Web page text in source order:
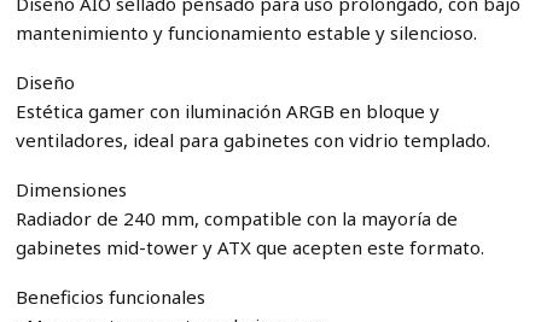
mantenimiento y funcionamiento estable y silencioso.
Diseño
Estética gamer con iluminación ARGB en bloque y
ventiladores, ideal para gabinetes con vidrio templado.
Dimensiones
Radiador de 240 mm, compatible con la mayoría de
gabinetes mid-tower y ATX que acepten este formato.
Beneficios funcionales